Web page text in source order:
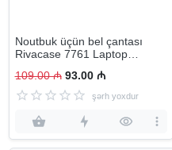
Noutbuk üçün bel çantası
Rivacase 7761 Laptop
109.00 ₼ 93.00 ₼
şərh yoxdur